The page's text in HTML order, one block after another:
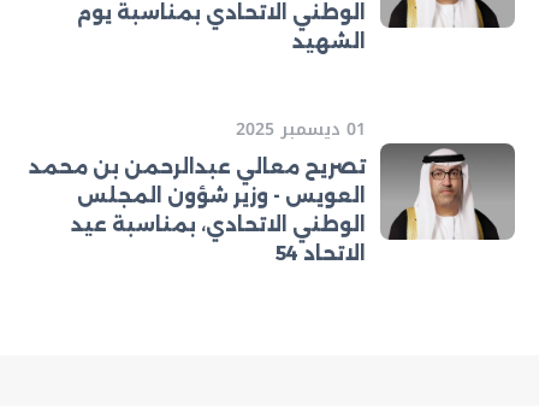
الوطني الاتحادي بمناسبة يوم
الشهيد
01 ديسمبر 2025
تصريح معالي عبدالرحمن بن محمد
العويس - وزير شؤون المجلس
الوطني الاتحادي، بمناسبة عيد
الاتحاد 54